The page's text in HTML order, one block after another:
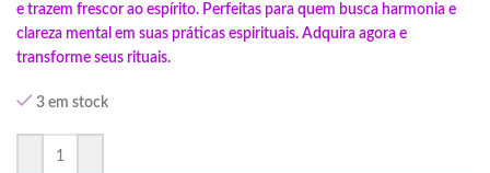
e trazem frescor ao espírito. Perfeitas para quem busca harmonia e
clareza mental em suas práticas espirituais. Adquira agora e
transforme seus rituais.
3 em stock